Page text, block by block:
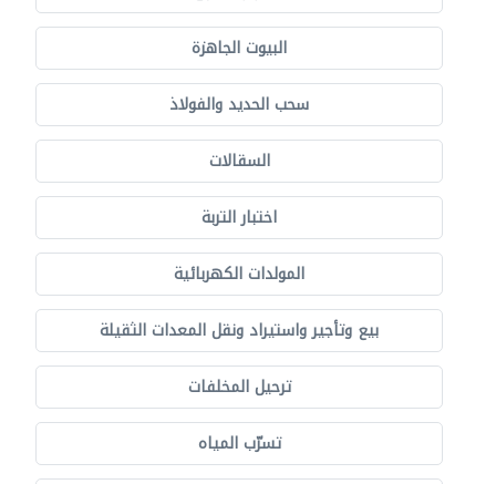
البيوت الجاهزة
سحب الحديد والفولاذ
السقالات
اختبار التربة
المولدات الكهربائية
بيع وتأجير واستيراد ونقل المعدات الثقيلة
ترحيل المخلفات
تسرّب المياه